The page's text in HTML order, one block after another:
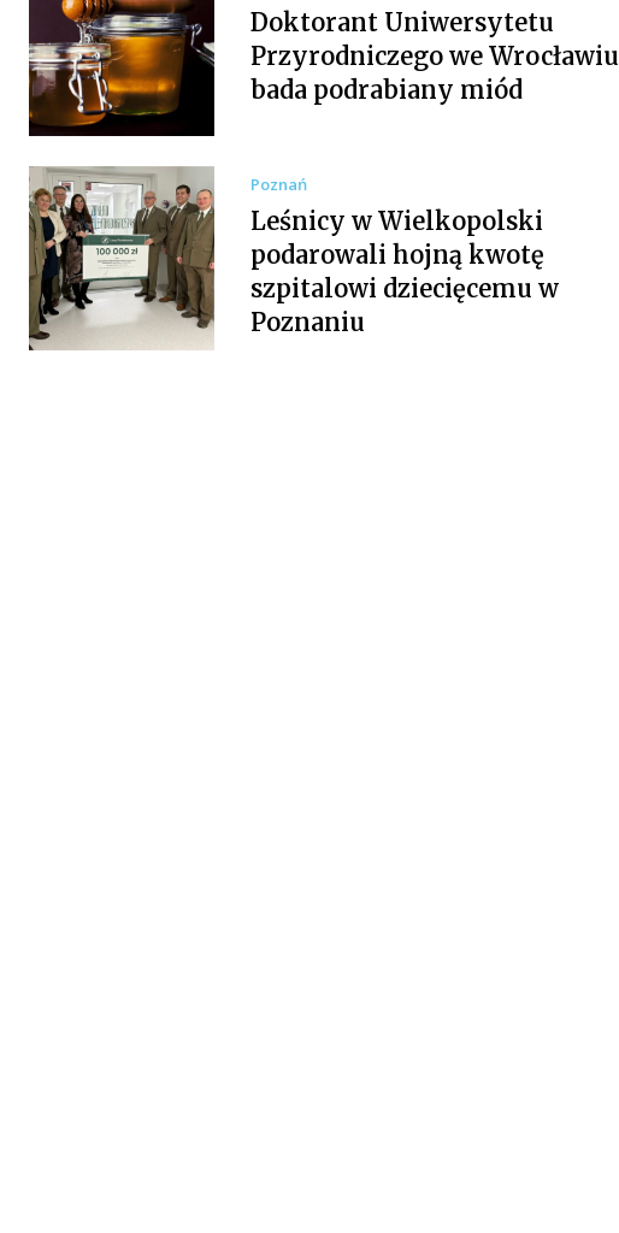
Doktorant Uniwersytetu
Przyrodniczego we Wrocławiu
bada podrabiany miód
Poznań
Leśnicy w Wielkopolski
podarowali hojną kwotę
szpitalowi dziecięcemu w
Poznaniu